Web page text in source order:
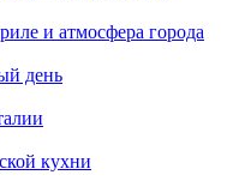
и атмосфера города
день
кухни